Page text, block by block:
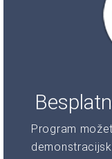
Program